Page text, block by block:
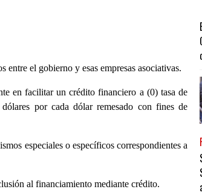
el gobierno y esas empresas asociativas.
en facilitar un crédito financiero a (0) tasa de
por cada dólar remesado con fines de
especiales o específicos correspondientes a
al financiamiento mediante crédito.